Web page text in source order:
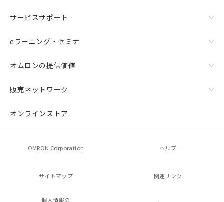
サービスサポート
eラーニング・セミナ
オムロンの提供価値
販売ネットワーク
オンラインストア
OMRON Corporation ヘルプ
サイトマップ 関連リンク
個人情報の